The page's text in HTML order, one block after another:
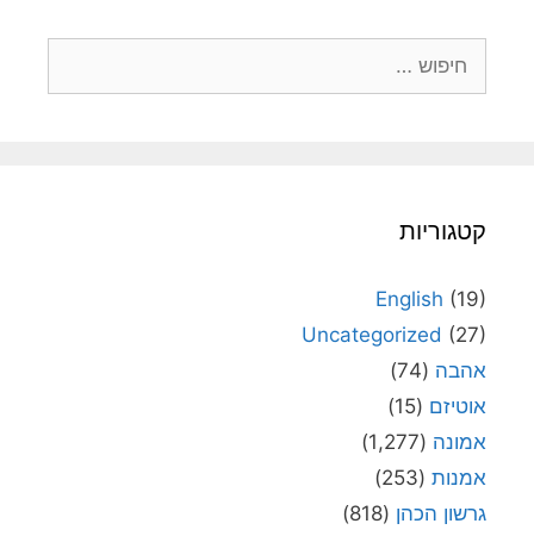
קטגוריות
English (19)
Uncategorized (27)
אהבה (74)
אוטיזם (15)
אמונה (1,277)
אמנות (253)
גרשון הכהן (818)